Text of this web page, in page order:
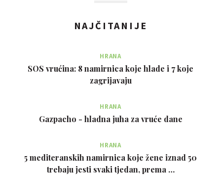
NAJČITANIJE
HRANA
SOS vrućina: 8 namirnica koje hlade i 7 koje
zagrijavaju
HRANA
Gazpacho - hladna juha za vruće dane
HRANA
5 mediteranskih namirnica koje žene iznad 50
trebaju jesti svaki tjedan, prema …